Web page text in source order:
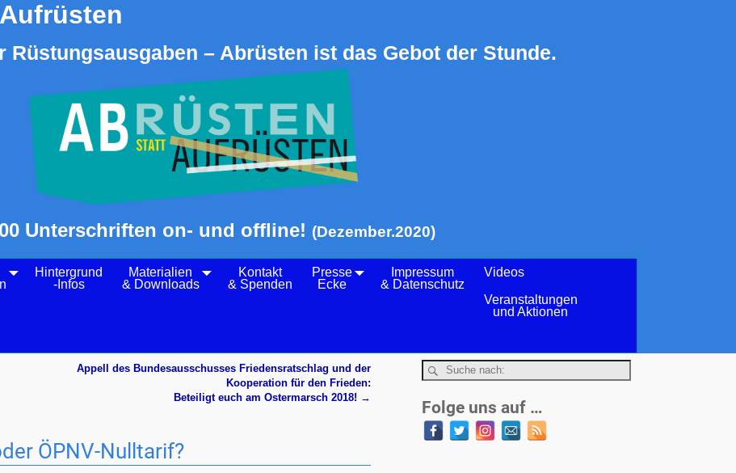
Rüstungsausgaben – Abrüsten ist das Gebot der Stunde.
Unterschriften on- und offline! (Dezember.2020)
Hintergrund
-Infos
Materialien
& Downloads
Kontakt
& Spenden
Presse
Ecke
Impressum
& Datenschutz
Videos
Veranstaltungen
und Aktionen
Appell des Bundesausschusses Friedensratschlag und der
Kooperation für den Frieden:
Beteiligt euch am Ostermarsch 2018! →
ÖPNV-Nulltarif?
Folge uns auf …